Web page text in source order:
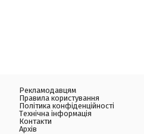
Рекламодавцям
Правила користування
Політика конфіденційності
Технічна інформація
Контакти
Архів